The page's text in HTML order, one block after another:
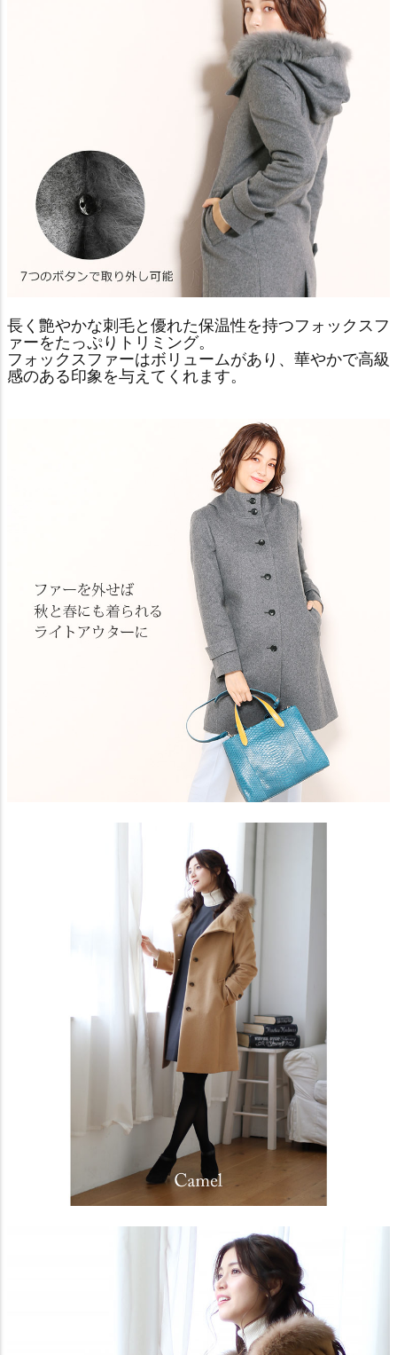
長く艶やかな刺毛と優れた保温性を持つフォックスフ
ァーをたっぷりトリミング。
フォックスファーはボリュームがあり、華やかで高級
感のある印象を与えてくれます。